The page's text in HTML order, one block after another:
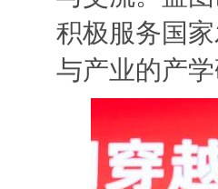
积极服务国
与产业的产